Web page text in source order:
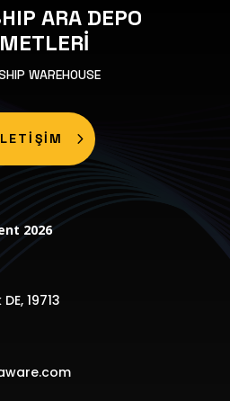
ARA DEPO
WAREHOUSE
2026
19713